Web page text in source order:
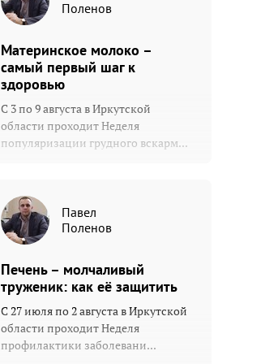
Поленов
Материнское молоко –
самый первый шаг к
здоровью
С 3 по 9 августа в Иркутской
области проходит Неделя
популяризации грудного вскарм...
Павел
Поленов
Печень – молчаливый
труженик: как её защитить
С 27 июля по 2 августа в Иркутской
области проходит Неделя
профилактики заболевани...